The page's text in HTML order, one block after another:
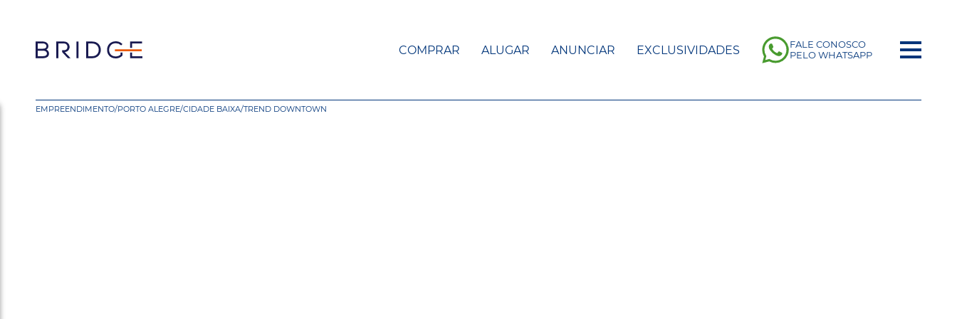
COMPRAR ALUGAR ANUNCIAR EXCLUSIVIDADES
FALE CONOSCO
PELO WHATSAPP
EMPREENDIMENTO/PORTO ALEGRE/CIDADE BAIXA/TREND DOWNTOWN